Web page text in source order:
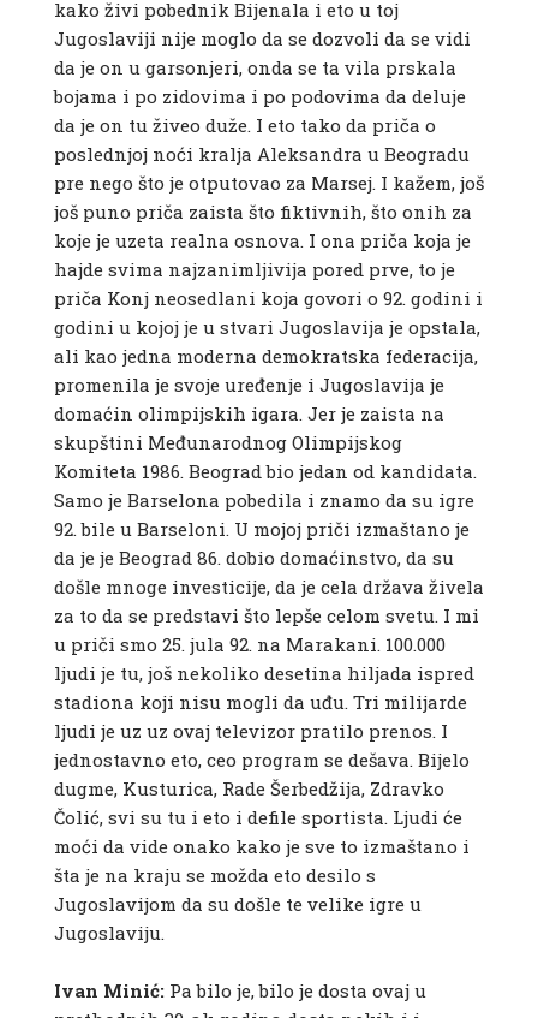
kako živi pobednik Bijenala i eto u toj
Jugoslaviji nije moglo da se dozvoli da se vidi
da je on u garsonjeri, onda se ta vila prskala
bojama i po zidovima i po podovima da deluje
da je on tu živeo duže. I eto tako da priča o
poslednjoj noći kralja Aleksandra u Beogradu
pre nego što je otputovao za Marsej. I kažem, još
još puno priča zaista što fiktivnih, što onih za
koje je uzeta realna osnova. I ona priča koja je
hajde svima najzanimljivija pored prve, to je
priča Konj neosedlani koja govori o 92. godini i
godini u kojoj je u stvari Jugoslavija je opstala,
ali kao jedna moderna demokratska federacija,
promenila je svoje uređenje i Jugoslavija je
domaćin olimpijskih igara. Jer je zaista na
skupštini Međunarodnog Olimpijskog
Komiteta 1986. Beograd bio jedan od kandidata.
Samo je Barselona pobedila i znamo da su igre
92. bile u Barseloni. U mojoj priči izmaštano je
da je je Beograd 86. dobio domaćinstvo, da su
došle mnoge investicije, da je cela država živela
za to da se predstavi što lepše celom svetu. I mi
u priči smo 25. jula 92. na Marakani. 100.000
ljudi je tu, još nekoliko desetina hiljada ispred
stadiona koji nisu mogli da uđu. Tri milijarde
ljudi je uz uz ovaj televizor pratilo prenos. I
jednostavno eto, ceo program se dešava. Bijelo
dugme, Kusturica, Rade Šerbedžija, Zdravko
Čolić, svi su tu i eto i defile sportista. Ljudi će
moći da vide onako kako je sve to izmaštano i
šta je na kraju se možda eto desilo s
Jugoslavijom da su došle te velike igre u
Jugoslaviju.
Ivan Minić:Pa bilo je, bilo je dosta ovaj u